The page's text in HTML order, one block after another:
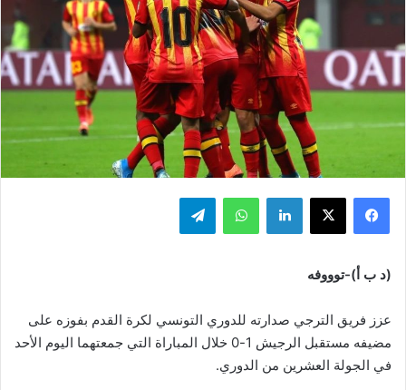
فيسبوك ‫X لينكدإن واتساب تيلقرام
(د ب أ)-توووفه
عزز فريق الترجي صدارته للدوري التونسي لكرة القدم بفوزه على
مضيفه مستقبل الرجيش 1-0 خلال المباراة التي جمعتهما اليوم الأحد
في الجولة العشرين من الدوري.